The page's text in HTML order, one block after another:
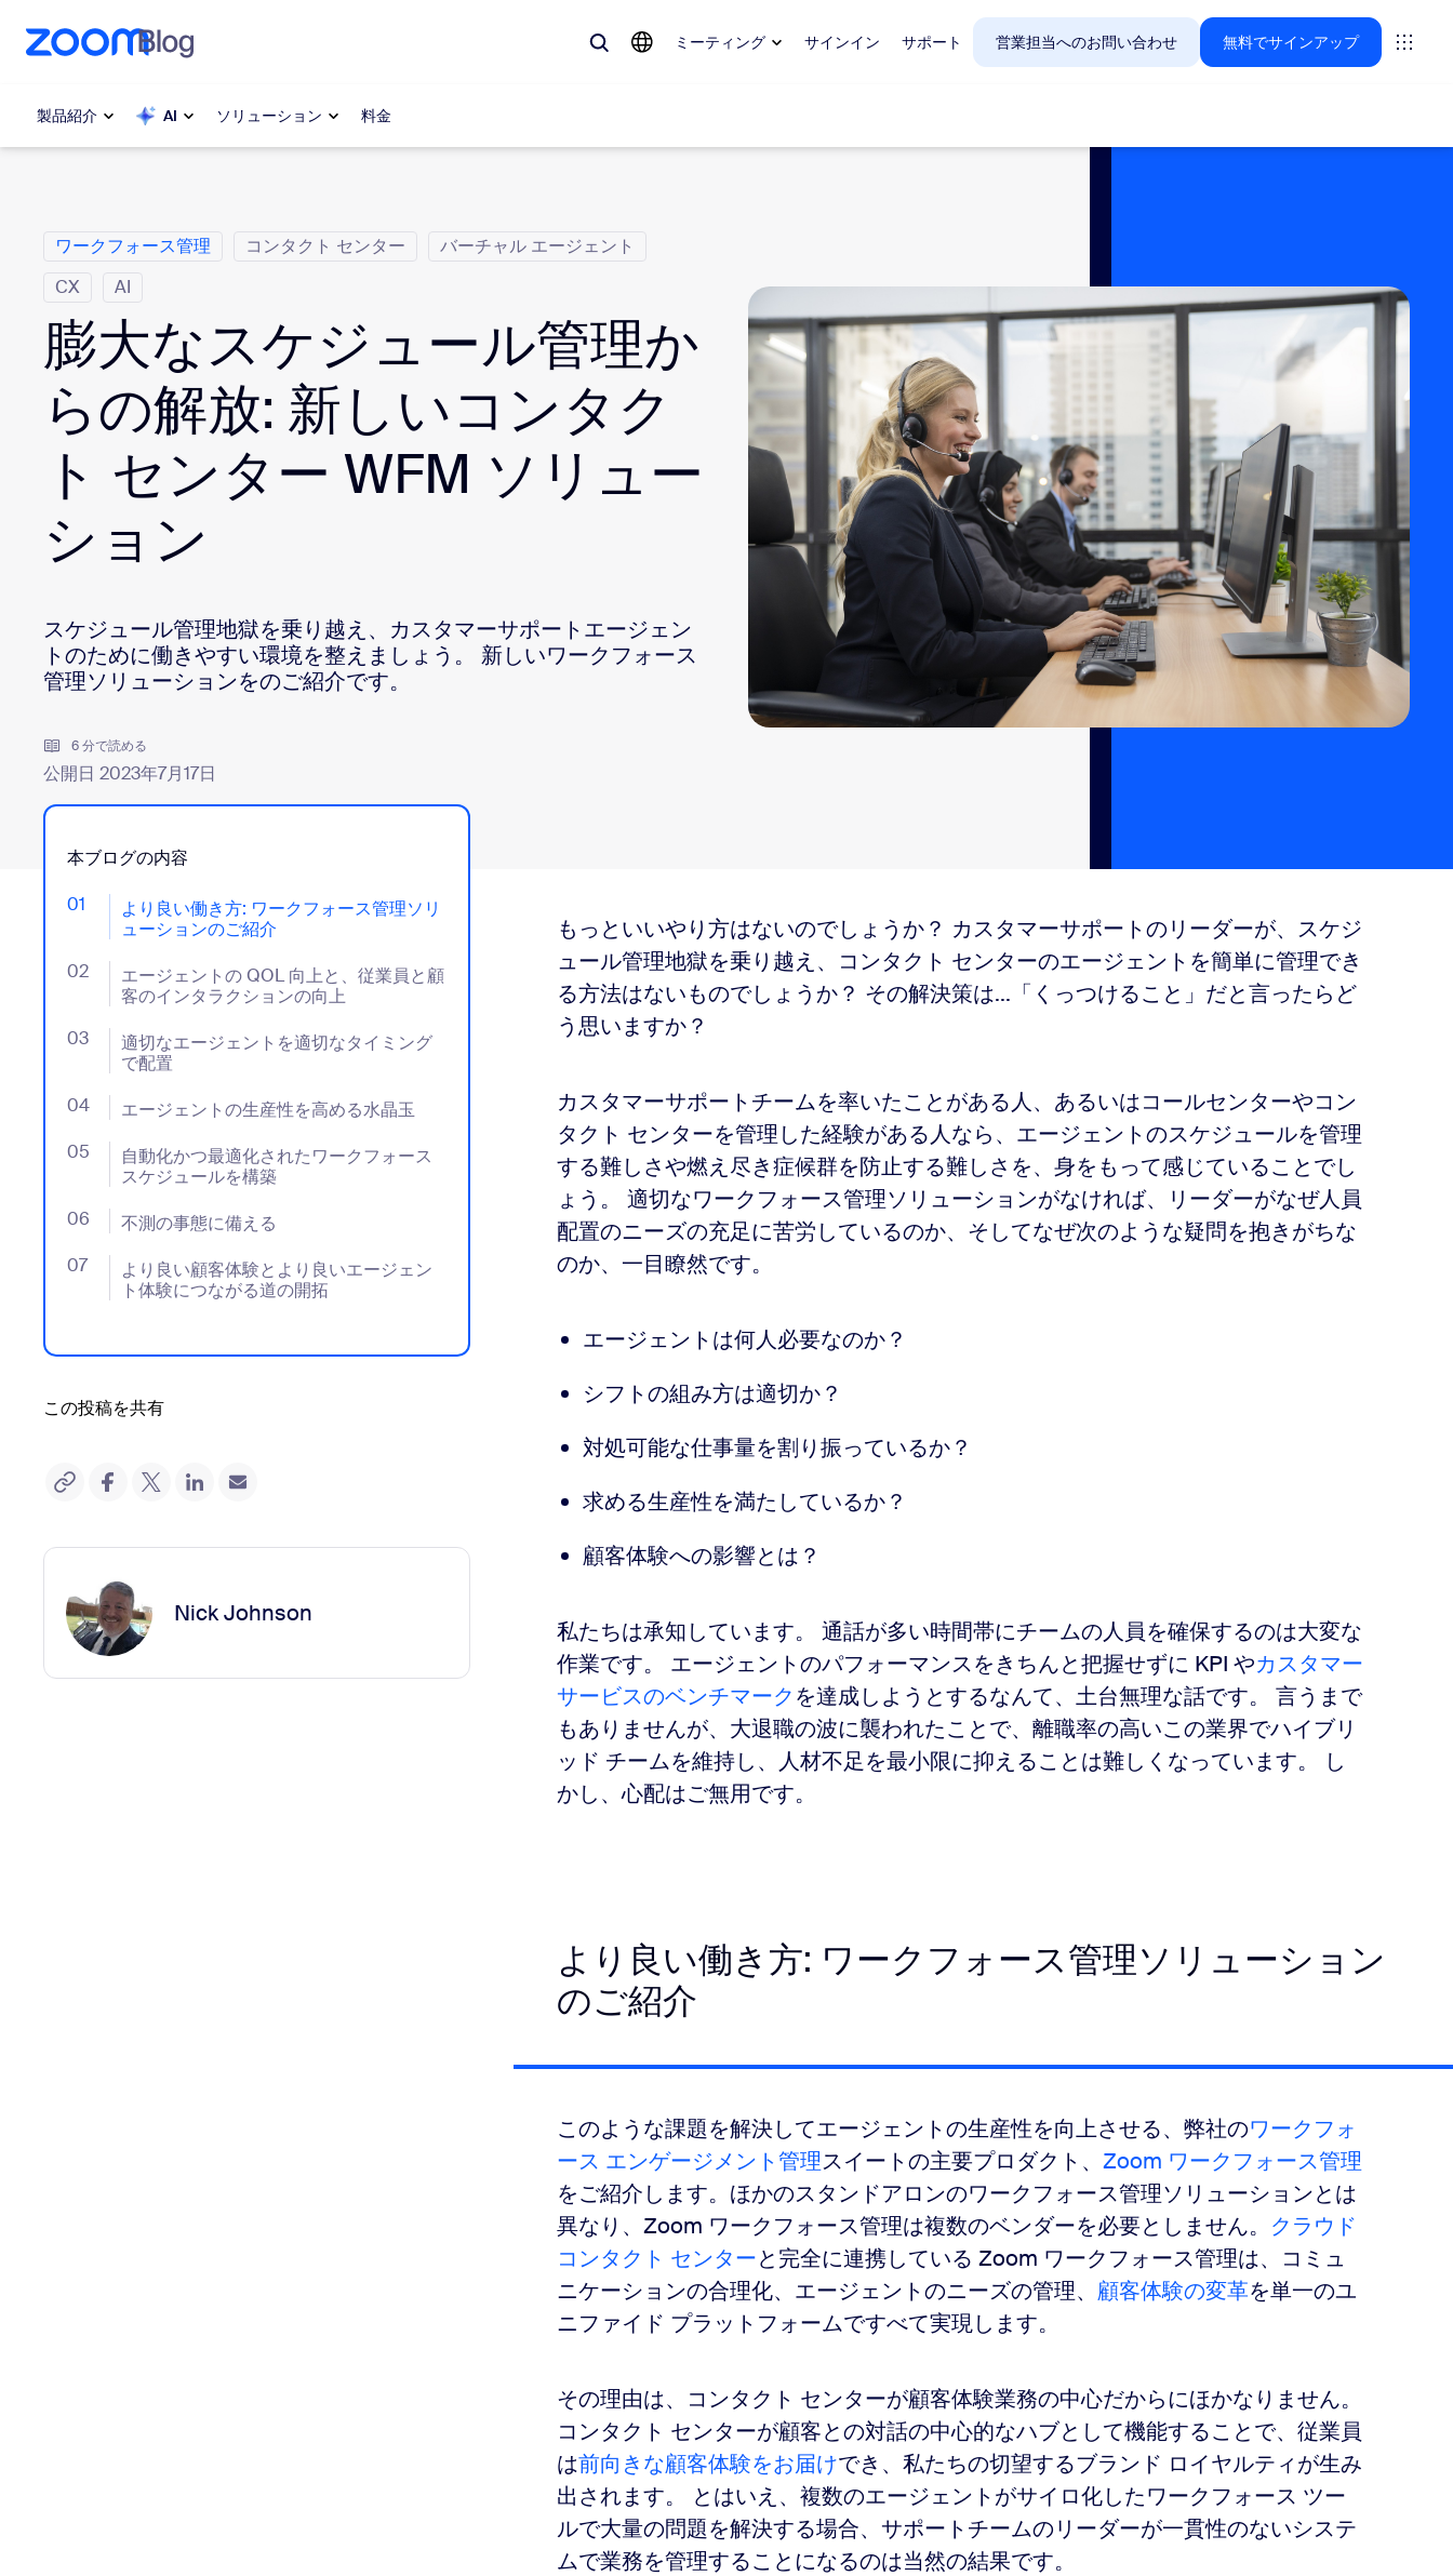
テンツへスキップ
ャットへスキップ
製品紹介 AI ソリューション 料金
ミーティング サインイン サポート 営業担当へのお問い合わせ 無料でサインアップ
Zoom Workplace
Zoomビジネスサービス
Zoom CX
Zoom AI
デベロッパー
アプリと連携
注目を集めているもの、トレンドになっているもの、話題を呼んでいるもの — Zoomのお客様が今関心を寄せているソリューションをご紹
My Notes ミーティング
ルーム
電話 Canvas
Contact Center CXインサイト
デスクトップにインストール
ダウンロードセンター
お問い合わせ
+1.888.799.9666 /+1-888-303-1012
カ テ ゴ リ
ワークフォース管理 コンタクト センター
バーチャル エージェント
CX
AI
膨大なスケジュール管理か
らの解放: 新しいコンタク
ト センター WFM ソリュー
ション
スケジュール管理地獄を乗り越え、カスタマーサポートエージェン
トのために働きやすい環境を整えましょう。 新しいワークフォース
管理ソリューションをのご紹介です。
6 分で読める
公開日 2023年7月17日
本ブログの内容
01
より良い働き方: ワークフォース管理ソリ
ューションのご紹介
- Jumplink to より良い働き方: ワークフォース管理ソリューションのご紹介
02
エージェントの QOL 向上と、従業員と顧
客のインタラクションの向上
- Jumplink to エージェントの QOL 向上と、従業員と顧客のインタラクションの向上
03
適切なエージェントを適切なタイミング
で配置
- Jumplink to 適切なエージェントを適切なタイミングで配置
04 エージェントの生産性を高める水晶玉
- Jumplink to エージェントの生産性を高める水晶玉
05
自動化かつ最適化されたワークフォース
スケジュールを構築
- Jumplink to 自動化かつ最適化されたワークフォース スケジュールを構築
06 不測の事態に備える
- Jumplink to 不測の事態に備える
07
より良い顧客体験とより良いエージェン
ト体験につながる道の開拓
- Jumplink to より良い顧客体験とより良いエージェント体験につながる道の開拓
この投稿を共有
Nick Johnson
もっといいやり方はないのでしょうか？ カスタマーサポートのリーダーが、スケジ
ュール管理地獄を乗り越え、コンタクト センターのエージェントを簡単に管理でき
る方法はないものでしょうか？ その解決策は...「くっつけること」だと言ったらど
う思いますか？
カスタマーサポートチームを率いたことがある人、あるいはコールセンターやコン
タクト センターを管理した経験がある人なら、エージェントのスケジュールを管理
する難しさや燃え尽き症候群を防止する難しさを、身をもって感じていることでし
ょう。 適切なワークフォース管理ソリューションがなければ、リーダーがなぜ人員
配置のニーズの充足に苦労しているのか、そしてなぜ次のような疑問を抱きがちな
のか、一目瞭然です。
エージェントは何人必要なのか？
シフトの組み方は適切か？
対処可能な仕事量を割り振っているか？
求める生産性を満たしているか？
顧客体験への影響とは？
私たちは承知しています。 通話が多い時間帯にチームの人員を確保するのは大変な
作業です。 エージェントのパフォーマンスをきちんと把握せずに KPI やカスタマー
サービスのベンチマークを達成しようとするなんて、土台無理な話です。 言うまで
もありませんが、大退職の波に襲われたことで、離職率の高いこの業界でハイブリ
ッド チームを維持し、人材不足を最小限に抑えることは難しくなっています。 し
かし、心配はご無用です。
より良い働き方: ワークフォース管理ソリューション
のご紹介
このような課題を解決してエージェントの生産性を向上させる、弊社のワークフォ
ース エンゲージメント管理スイートの主要プロダクト、 Zoom ワークフォース管理
をご紹介します。ほかのスタンドアロンのワークフォース管理ソリューションとは
異なり、Zoom ワークフォース管理は複数のベンダーを必要としません。 クラウド
コンタクト センターと完全に連携している Zoom ワークフォース管理は、コミュ
ニケーションの合理化、エージェントのニーズの管理、 顧客体験の変革を単一のユ
ニファイド プラットフォームですべて実現します。
その理由は、コンタクト センターが顧客体験業務の中心だからにほかなりません。
コンタクト センターが顧客との対話の中心的なハブとして機能することで、従業員
は前向きな顧客体験をお届けでき、私たちの切望するブランド ロイヤルティが生み
出されます。 とはいえ、複数のエージェントがサイロ化したワークフォース ツー
ルで大量の問題を解決する場合、サポートチームのリーダーが一貫性のないシステ
ムで業務を管理することになるのは当然の結果です。